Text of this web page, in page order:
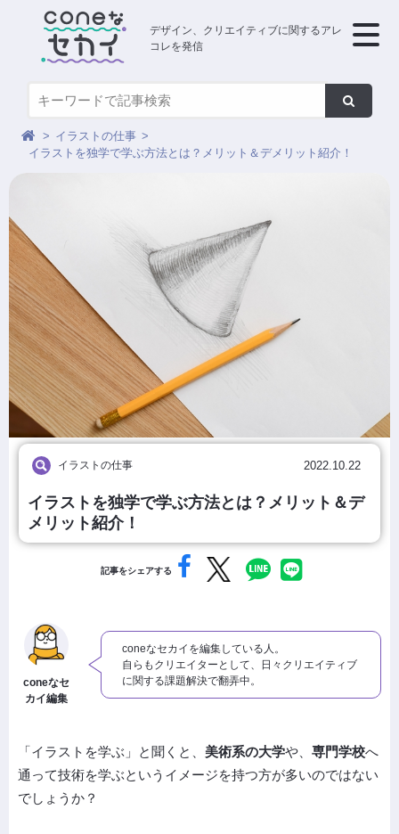
デザイン、クリエイティブに関するアレ
コレを発信
イラストの仕事
イラストを独学で学ぶ方法とは？メリット＆デメリット紹介！
イラストの仕事 2022.10.22
イラストを独学で学ぶ方法とは？メリット＆デ
メリット紹介！
記事をシェアする
coneなセ
カイ編集
coneなセカイを編集している人。
自らもクリエイターとして、日々クリエイティブ
に関する課題解決で翻弄中。
「イラストを学ぶ」と聞くと、 美術系の大学や、 専門学校へ
通って技術を学ぶというイメージを持つ方が多いのではない
でしょうか？